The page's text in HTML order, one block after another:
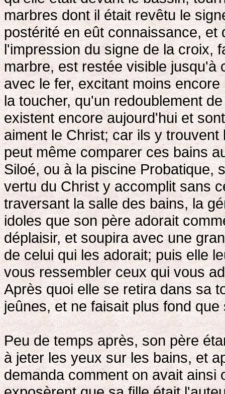
marbres dont il était revêtu le
postérité en eût connaissance,
l'impression du signe de la croix,
marbre, est restée visible jusqu'à
avec le fer, excitant moins
la toucher, qu'un redoublement
existent encore aujourd'hui et
aiment le Christ; car ils y
peut même comparer ces bains
Siloé, ou à la piscine Probatique,
vertu du Christ y accomplit sans
traversant la salle des bains, la
idoles que son père adorait
déplaisir, et soupira avec une
de celui qui les adorait; puis elle
vous ressembler ceux qui vous
Après quoi elle se retira dans sa
jeûnes, et ne faisait plus fond
Peu de temps après, son père
à jeter les yeux sur les bains, et
demanda comment on avait